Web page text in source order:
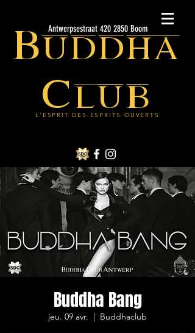
Buddha
Club
L'ESPRIT DES ESPRITS OUVERTS
Antwerpsestraat 420 2850 Boom
Buddha Bang
jeu. 09 avr.
  |
Buddhaclub